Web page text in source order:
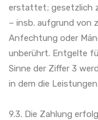
erstattet; gesetzlich
– insb. aufgrund von
Anfechtung oder
unberührt. Entgelte
Sinne der Ziffer 3
in dem die
9.3. Die Zahlung